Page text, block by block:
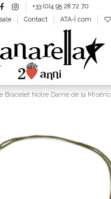
+33 (0)4 95 28 72 70
Contact ATA-Ï.com
Bracelet Notre Dame de la